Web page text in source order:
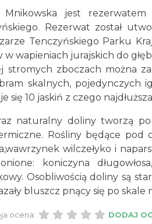
Mnikowska jest
Rezerwat został
Tenczyńskiego Parku
w wapieniach jurajskich do
stromych zboczach można
skalnych, pojedynczych
się 10 jaskiń z czego
naturalny doliny tworzą
Rośliny będące pod
wilczełyko i
koniczyna
Osobliwością doliny są
bluszcz pnący się po
ocena: DODAJ